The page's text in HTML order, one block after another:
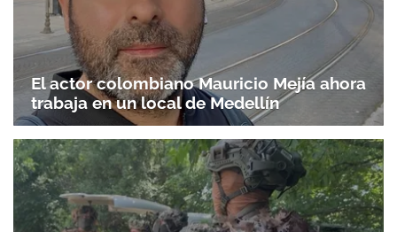
El actor colombiano Mauricio Mejía ahora
trabaja en un local de Medellín